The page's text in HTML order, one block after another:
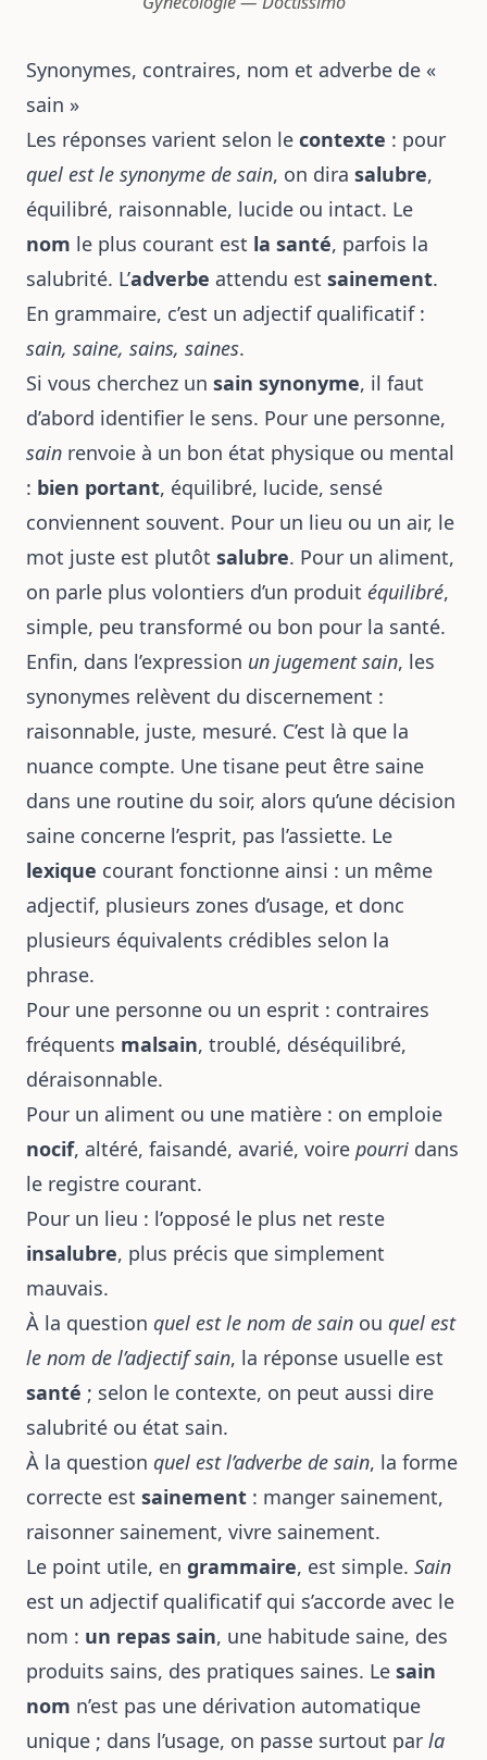
Synonymes, contraires, nom et adverbe de «
sain »
Les réponses varient selon le contexte : pour
quel est le synonyme de sain, on dira salubre,
équilibré, raisonnable, lucide ou intact. Le
nom le plus courant est la santé, parfois la
salubrité. L’adverbe attendu est sainement.
En grammaire, c’est un adjectif qualificatif :
sain, saine, sains, saines.
Si vous cherchez un sain synonyme, il faut
d’abord identifier le sens. Pour une personne,
sain renvoie à un bon état physique ou mental
: bien portant, équilibré, lucide, sensé
conviennent souvent. Pour un lieu ou un air, le
mot juste est plutôt salubre. Pour un aliment,
on parle plus volontiers d’un produit équilibré,
simple, peu transformé ou bon pour la santé.
Enfin, dans l’expression un jugement sain, les
synonymes relèvent du discernement :
raisonnable, juste, mesuré. C’est là que la
nuance compte. Une tisane peut être saine
dans une routine du soir, alors qu’une décision
saine concerne l’esprit, pas l’assiette. Le
lexique courant fonctionne ainsi : un même
adjectif, plusieurs zones d’usage, et donc
plusieurs équivalents crédibles selon la
phrase.
Pour une personne ou un esprit : contraires
fréquents malsain, troublé, déséquilibré,
déraisonnable.
Pour un aliment ou une matière : on emploie
nocif, altéré, faisandé, avarié, voire pourri dans
le registre courant.
Pour un lieu : l’opposé le plus net reste
insalubre, plus précis que simplement
mauvais.
À la question quel est le nom de sain ou quel est
le nom de l’adjectif sain, la réponse usuelle est
santé ; selon le contexte, on peut aussi dire
salubrité ou état sain.
À la question quel est l’adverbe de sain, la forme
correcte est sainement : manger sainement,
raisonner sainement, vivre sainement.
Le point utile, en grammaire, est simple. Sain
est un adjectif qualificatif qui s’accorde avec le
nom : un repas sain, une habitude saine, des
produits sains, des pratiques saines. Le sain
nom n’est pas une dérivation automatique
unique ; dans l’usage, on passe surtout par la